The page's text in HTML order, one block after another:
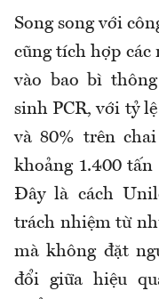
Song song với
cũng tích hợp các
vào bao bì
sinh PCR, với tỷ
và 80% trên
khoảng 1.400
Đây là cách
trách nhiệm từ
mà không đặt
đổi giữa hiệu